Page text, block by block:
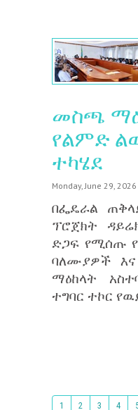
መስጫ
የልምድ
ተካሄደ
Monday, June 29, 2026
በፌዴራል
ፕሮጀክት
ድጋፍ የሚሰጡ
ባለሙያዎች
ማዕከላት
ተግባር ተኮር
1 2 3 4